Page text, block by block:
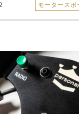
モータースポ